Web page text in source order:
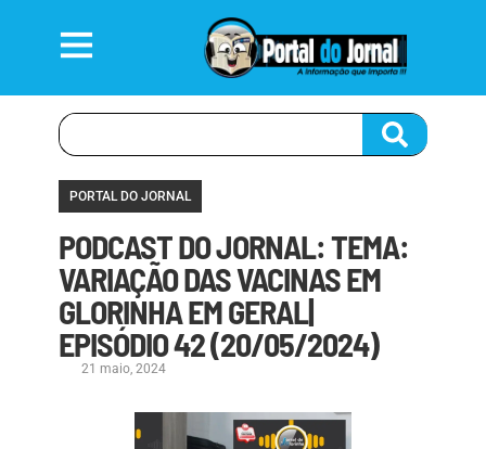
PORTAL DO JORNAL
PODCAST DO JORNAL: TEMA:
VARIAÇÃO DAS VACINAS EM
GLORINHA EM GERAL|
EPISÓDIO 42 (20/05/2024)
21 maio, 2024